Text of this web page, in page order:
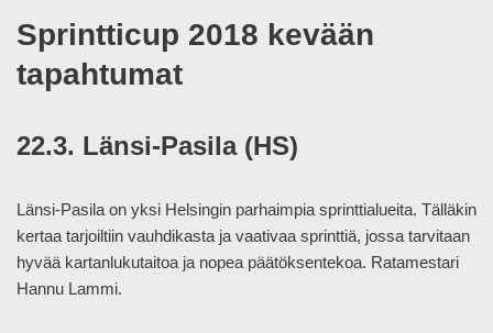
Sprintticup 2018 kevään
tapahtumat
22.3. Länsi-Pasila (HS)
Länsi-Pasila on yksi Helsingin parhaimpia sprinttialueita. Tälläkin
kertaa tarjoiltiin vauhdikasta ja vaativaa sprinttiä, jossa tarvitaan
hyvää kartanlukutaitoa ja nopea päätöksentekoa. Ratamestari
Hannu Lammi.